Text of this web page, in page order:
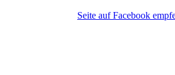
Seite auf Facebook